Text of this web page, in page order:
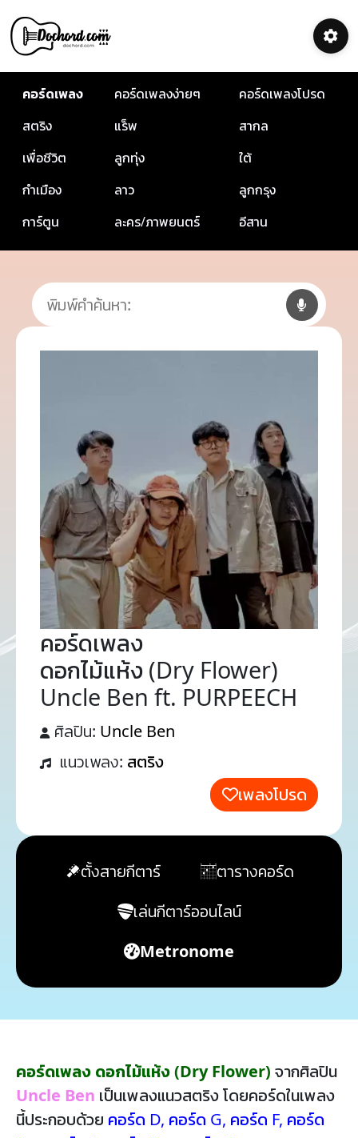
คอร์ดเพลง คอร์ดเพลงง่ายๆ
คอร์ดเพลงโปรด
สตริง
แร็พ
สากล
เพื่อชีวิต
ลูกทุ่ง
ใต้
กำเมือง
ลาว
ลูกกรุง
การ์ตูน
ละคร/ภาพยนตร์ อีสาน
คอร์ดเพลง
ดอกไม้แห้ง (Dry Flower)
Uncle Ben ft. PURPEECH
ศิลปิน: Uncle Ben
แนวเพลง: สตริง
เพลงโปรด
ตั้งสายกีตาร์
ตารางคอร์ด
เล่นกีตาร์ออนไลน์
Metronome
คอร์ดเพลง ดอกไม้แห้ง (Dry Flower) จากศิลปิน
Uncle Ben เป็นเพลงแนวสตริง โดยคอร์ดในเพลง
นี้ประกอบด้วย คอร์ด D, คอร์ด G, คอร์ด F, คอร์ด